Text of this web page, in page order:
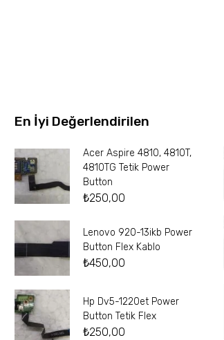
En İyi Değerlendirilen
Acer Aspire 4810, 4810T,
4810TG Tetik Power
Button
₺250,00
Lenovo 920-13ikb Power
Button Flex Kablo
₺450,00
Hp Dv5-1220et Power
Button Tetik Flex
₺250,00